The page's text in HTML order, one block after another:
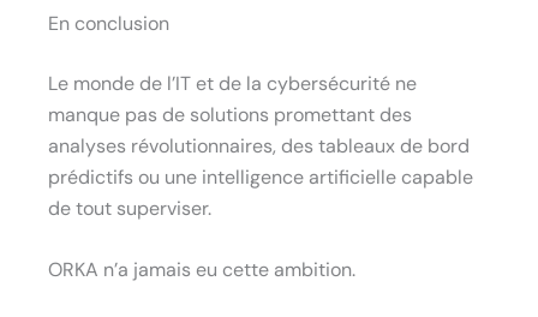
En conclusion
Le monde de l’IT et de la cybersécurité ne
manque pas de solutions promettant des
analyses révolutionnaires, des tableaux de bord
prédictifs ou une intelligence artificielle capable
de tout superviser.
ORKA n’a jamais eu cette ambition.